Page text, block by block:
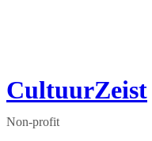
CultuurZeist
Non-profit